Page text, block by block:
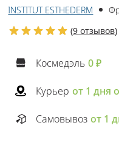
INSTITUT ESTHEDERM
(9 отзывов)
Космедэль 0 ₽
Курьер от 1 дня
Самовывоз от 1